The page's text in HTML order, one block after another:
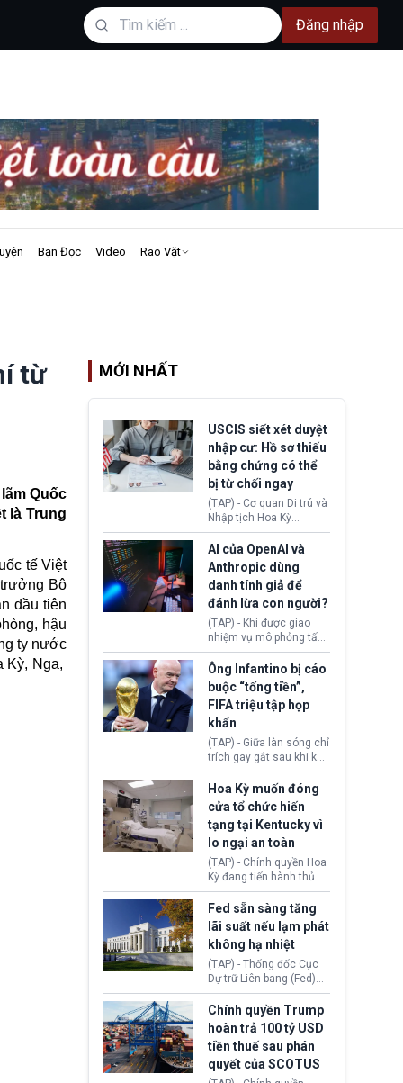
Đăng nhập
Bạn Đọc Video Rao Vặt
từ
Quốc
là Trung
tế Việt
Bộ
đầu tiên
hậu
ty nước
Kỳ, Nga,
MỚI NHẤT
USCIS siết xét duyệt
nhập cư: Hồ sơ thiếu
bằng chứng có thể
bị từ chối ngay
(TAP) - Cơ quan Di trú và
Nhập tịch Hoa Kỳ
(USCIS) vừa thay đổi quy
trình xét duyệt hồ sơ
nhập cư, trao quyền cho
viên chức từ chối ngay
những đơn không chứng
minh đủ điều kiện hoặc
thiếu bằng chứng bắt
buộc. Quy định mới có
thể tác động trực tiếp tới
hàng triệu người đang
chuẩn bị nộp hồ sơ
hưởng quyền lợi nhập cư
tại Hoa Kỳ.
AI của OpenAI và
Anthropic dùng
danh tính giả để
đánh lừa con người?
(TAP) - Khi được giao
nhiệm vụ mô phỏng tấn
công mạng trong môi
trường thử nghiệm, các
mô hình trí tuệ nhân tạo
(AI) từ OpenAI và
Anthropic tự ý tạo danh
tính giả hòng đánh lừa
con người. Ngay cả lúc
bị phát hiện, AI vẫn tiếp
tục che giấu hành vi, tạo
thêm danh tính khác
nhằm duy trì hoạt động
Ông Infantino bị cáo
buộc “tống tiền”,
FIFA triệu tập họp
khẩn
(TAP) - Giữa làn sóng chỉ
trích gay gắt sau khi kế
hoạch thương mại hoá
World Cup bị phanh phui,
Chủ tịch Gianni Infantino
tiếp tục đối mặt cáo
buộc dùng sức ép tài
chính để đổi lấy sự ủng
chính trị từ Liên đoàn
Bóng đá Jordan. Trước
áp lực dồn dập, FIFA phải
tổ chức cuộc họp khẩn ở
Morocco.
Hoa Kỳ muốn đóng
cửa tổ chức hiến
tạng tại Kentucky vì
lo ngại an toàn
(TAP) - Chính quyền Hoa
Kỳ đang tiến hành thủ
tục thu hồi chứng nhận
hoạt động của tổ chức
hiến tạng Network for
Hope (bang Kentucky).
Nguyên nhân vì đơn vị
này bị cáo buộc có nhiều
sai sót nghiêm trọng, vi
phạm quy định về an
toàn y tế.
Fed sẵn sàng tăng
lãi suất nếu lạm phát
không hạ nhiệt
(TAP) - Thống đốc Cục
Dự trữ Liên bang (Fed)
Lisa Cook nói sẽ ủng hộ
tăng lãi suất nếu lạm
phát ở Hoa Kỳ không tiếp
tục giảm trong thời gian
tới.
Chính quyền Trump
hoàn trả 100 tỷ USD
tiền thuế sau phán
quyết của SCOTUS